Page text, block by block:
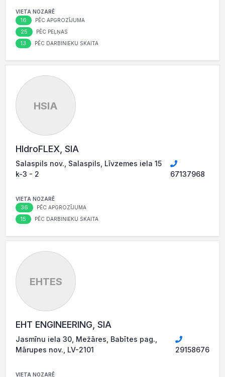
VIETA NOZARĒ
16 PĒC APGROZĪJUMA
25 PĒC PEĻŅAS
13 PĒC DARBINIEKU SKAITA
HSIA
HIdroFLEX, SIA
Salaspils nov., Salaspils, Līvzemes iela 15
k-3 - 2
67137968
VIETA NOZARĒ
36 PĒC APGROZĪJUMA
15 PĒC DARBINIEKU SKAITA
EHTES
EHT ENGINEERING, SIA
Jasmīnu iela 30, Mežāres, Babītes pag.,
Mārupes nov., LV-2101
29158676
VIETA NOZARĒ